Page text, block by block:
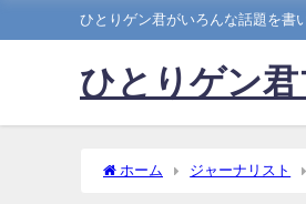
ひとりゲン君がいろんな話題を書
ひとりゲン
ホーム ジャーナリスト